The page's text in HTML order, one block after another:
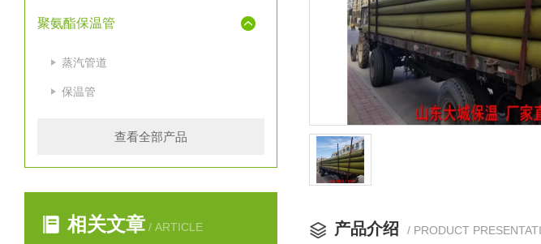
聚氨酯保温管
蒸汽管道
保温管
查看全部产品
相关文章 / ARTICLE 产品介绍 / PRODUCT